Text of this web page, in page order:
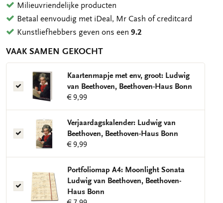
Milieuvriendelijke producten
Betaal eenvoudig met iDeal, Mr Cash of creditcard
Kunstliefhebbers geven ons een9.2
VAAK SAMEN GEKOCHT
Kaartenmapje
met
env,
groot:
Ludwig
van
Haus
Bonn
Kaartenmapje met env, groot: Ludwig
van Beethoven, Beethoven-Haus Bonn
€ 9,99
Verjaardagskalender:
Ludwig
van
Beethoven-
Haus
Bonn
Verjaardagskalender: Ludwig van
Beethoven, Beethoven-Haus Bonn
€ 9,99
Portfoliomap
A4:
Portfoliomap A4: Moonlight Sonata
Ludwig van Beethoven, Beethoven-
Haus Bonn